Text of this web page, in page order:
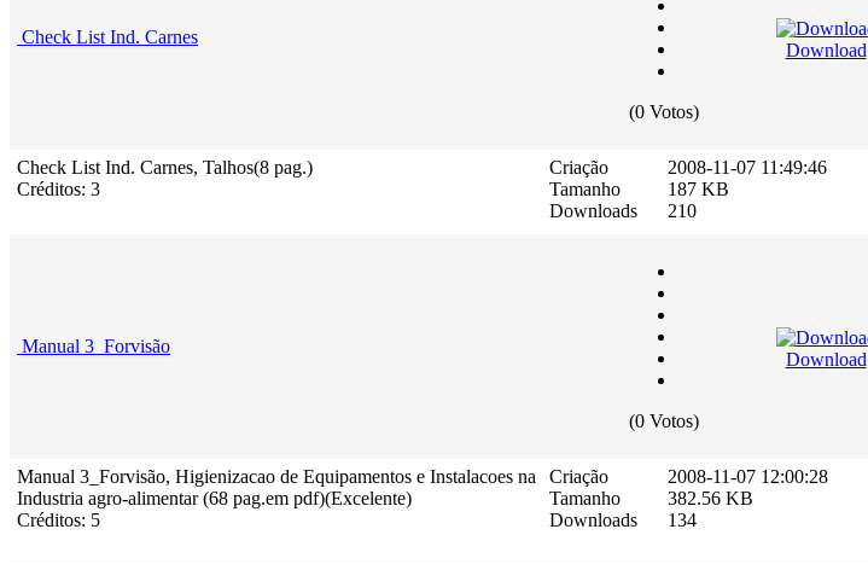
Check List Ind. Carnes
(0 Votos)
Download
Check List Ind. Carnes, Talhos(8 pag.)
Créditos: 3
Criação
Tamanho
Downloads
2008-11-07 11:49:46
187 KB
210
Manual 3_Forvisão
(0 Votos)
Download
Manual 3_Forvisão, Higienizacao de Equipamentos e Instalacoes na
Industria agro-alimentar (68 pag.em pdf)(Excelente)
Créditos: 5
Criação
Tamanho
Downloads
2008-11-07 12:00:28
382.56 KB
134